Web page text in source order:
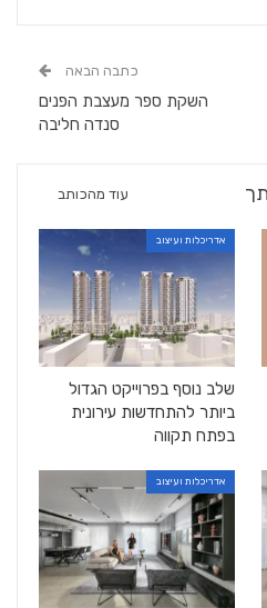
כתבה הבאה
השקת ספר מעצבת הפנים
סנדה חליבה
עוד מהכותב
אדריכלות ועיצוב
שלב נוסף בפרוייקט הגדול
ביותר להתחדשות עירונית
בפתח תקווה
אדריכלות ועיצוב